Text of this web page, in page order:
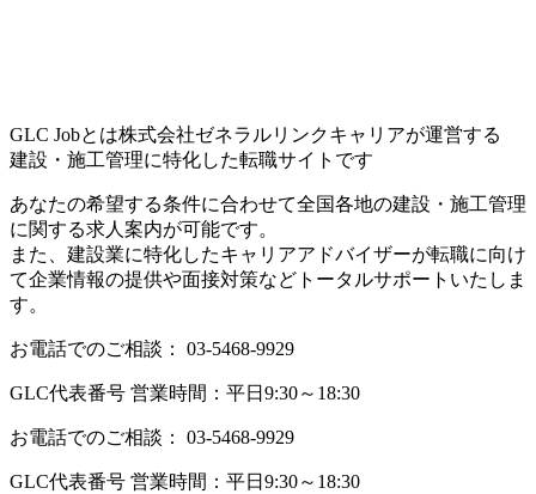
GLC Jobとは株式会社ゼネラルリンクキャリアが運営する
建設・施工管理に特化した転職サイトです
あなたの希望する条件に合わせて全国各地の建設・施工管理
に関する求人案内が可能です。
また、建設業に特化したキャリアアドバイザーが転職に向け
て企業情報の提供や面接対策などトータルサポートいたしま
す。
お電話でのご相談： 03-5468-9929
GLC代表番号 営業時間：平日9:30～18:30
お電話でのご相談： 03-5468-9929
GLC代表番号 営業時間：平日9:30～18:30